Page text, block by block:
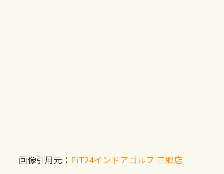
画像引用元： FiT24インドアゴルフ 三郷店